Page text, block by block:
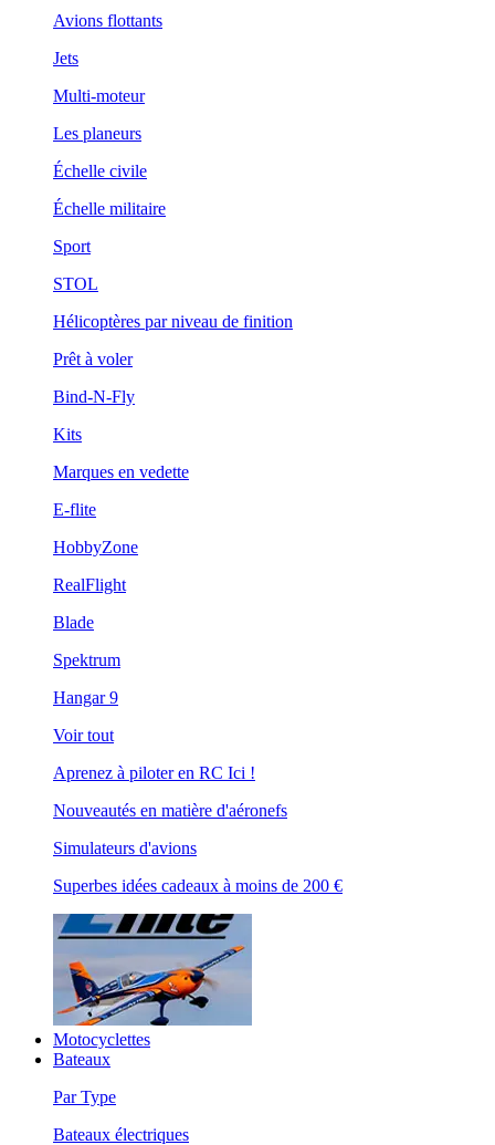
Avions flottants
Jets
Multi-moteur
Les planeurs
Échelle civile
Échelle militaire
Sport
STOL
Hélicoptères par niveau de finition
Prêt à voler
Bind-N-Fly
Kits
Marques en vedette
E-flite
HobbyZone
RealFlight
Blade
Spektrum
Hangar 9
Voir tout
Aprenez à piloter en RC Ici !
Nouveautés en matière d'aéronefs
Simulateurs d'avions
Superbes idées cadeaux à moins de 200 €
Motocyclettes
Bateaux
Par Type
Bateaux électriques